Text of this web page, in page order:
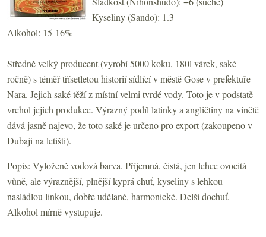
Kyseliny (Sando): 1.3
Alkohol: 15-16%
Středně velký producent (vyrobí 5000 koku, 180l várek, saké
ročně) s téměř třísetletou historií sídlící v městě Gose v prefektuře
Nara. Jejich saké těží z místní velmi tvrdé vody. Toto je v podstatě
vrchol jejich produkce. Výrazný podíl latinky a angličtiny na vinětě
dává jasně najevo, že toto saké je určeno pro export (zakoupeno v
Dubaji na letišti).
Popis: Vyloženě vodová barva. Příjemná, čistá, jen lehce ovocitá
vůně, ale výraznější, plnější kyprá chuť, kyseliny s lehkou
nasládlou linkou, dobře udělané, harmonické. Delší dochuť.
Alkohol mírně vystupuje.